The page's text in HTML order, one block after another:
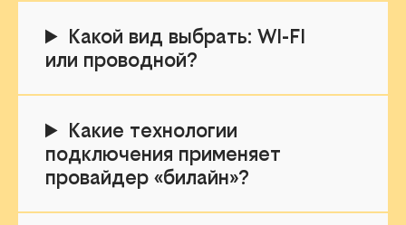
Какой вид выбрать: WI-FI
или проводной?
Какие технологии
подключения применяет
провайдер «билайн»?